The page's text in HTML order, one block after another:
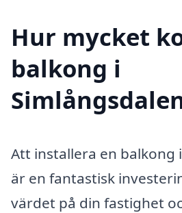
Hur mycket
balkong i
Att installera en balkong
är en fantastisk
värdet på din fastighet